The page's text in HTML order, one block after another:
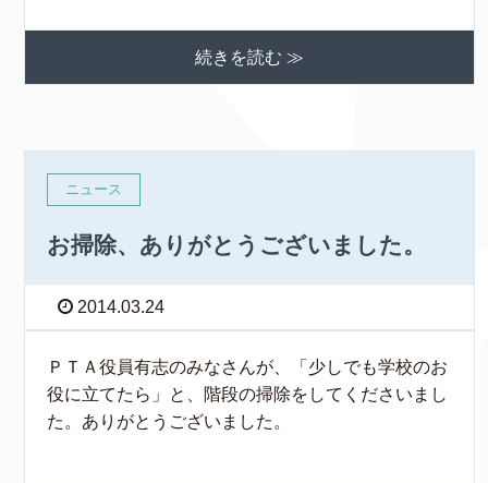
続きを読む ≫
ニュース
お掃除、ありがとうございました。
2014.03.24
ＰＴＡ役員有志のみなさんが、「少しでも学校のお
役に立てたら」と、階段の掃除をしてくださいまし
た。ありがとうございました。